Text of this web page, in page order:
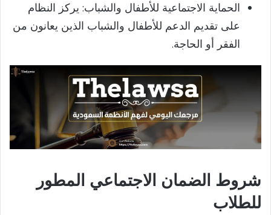
الحماية الاجتماعية للأطفال والشباب: يركز النظام
على تقديم الدعم للأطفال والشباب الذين يعانون من
الفقر أو الحاجة.
شروط الضمان الاجتماعي المطور
للطلاب​